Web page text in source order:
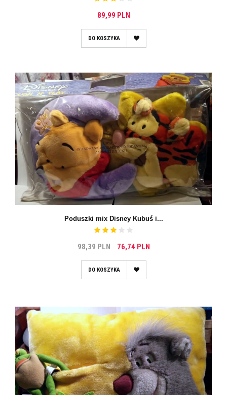
89,99 PLN
DO KOSZYKA
Poduszki mix Disney Kubuś i...
98,39 PLN 76,74 PLN
DO KOSZYKA